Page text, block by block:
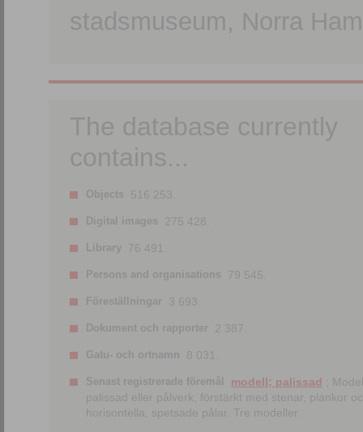
stadsmuseum, Norra
The database currently
contains...
Objects 516 253.
Digital images 275 428.
Library 76 491.
Persons and organisations 79 545.
Föreställningar 3 693.
Dokument och rapporter 2 387.
Gatu- och ortnamn 8 031.
Senast registrerade föremål modell; palissad
;
palissad eller pålverk, förstärkt med stenar, plankor
horisontella, spetsade pålar. Tre modeller.